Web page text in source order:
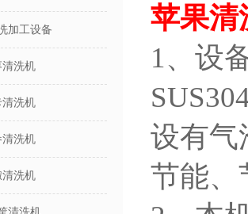
加工设备
清洗机
清洗机
清洗机
清洗机
苹果清
1、设
设有气
节能、